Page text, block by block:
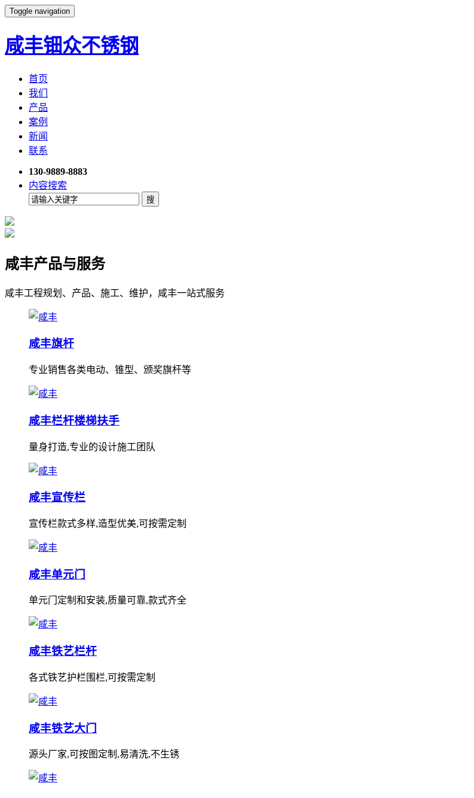
Toggle navigation
咸丰钿众不锈钢
首页
我们
产品
案例
新闻
联系
130-9889-8883
内容搜索
咸丰产品与服务
咸丰工程规划、产品、施工、维护，咸丰一站式服务
咸丰旗杆
专业销售各类电动、锥型、颁奖旗杆等
咸丰栏杆楼梯扶手
量身打造,专业的设计施工团队
咸丰宣传栏
宣传栏款式多样,造型优美,可按需定制
咸丰单元门
单元门定制和安装,质量可靠,款式齐全
咸丰铁艺栏杆
各式铁艺护栏围栏,可按需定制
咸丰铁艺大门
源头厂家,可按图定制,易清洗,不生锈